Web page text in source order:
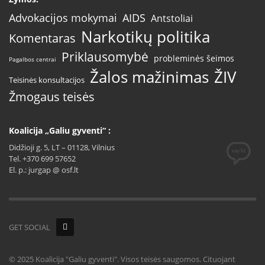
Advokacijos mokymai AIDS Antstoliai
Komentaras Narkotikų politika
Pagalbos centrai Priklausomybė probleminės šeimos
Teisinės konsultacijos Žalos mažinimas ŽIV
Žmogaus teisės
Koalicija „Galiu gyventi“ :
Didžioji g. 5, LT – 01128, Vilnius
Tel. +370 699 57652
El. p.: jurgap @ osf.lt
GET SOCIAL
© 2025 Koalicija "Galiu gyventi". Visos teisės saugomos. Cituojant